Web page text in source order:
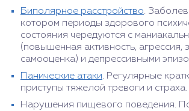
Биполярное расстройство.
котором периоды здорового
состояния чередуются с
(повышенная активность, агрессия,
самооценка) и депрессивными
Панические атаки. Регулярные
приступы тяжелой тревоги и страха.
Нарушения пищевого поведения.